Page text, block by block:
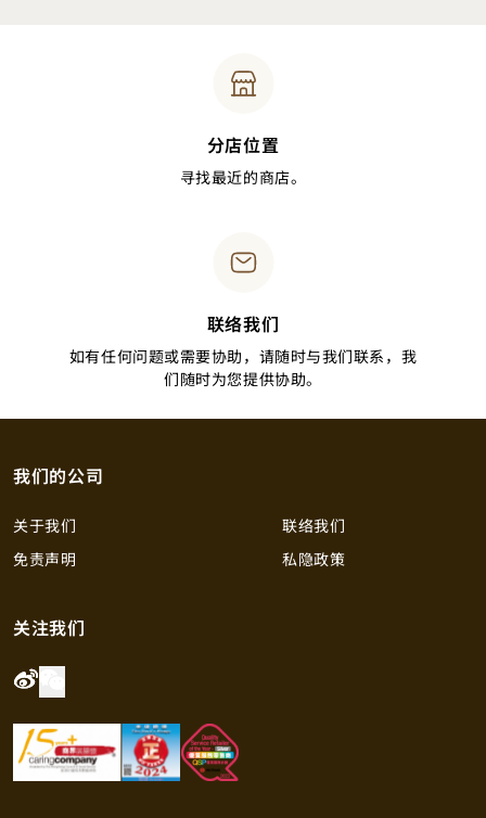
分店位置
寻找最近的商店。
联络我们
如有任何问题或需要协助，请随时与我们联系，我
们随时为您提供协助。
我们的公司
关于我们
联络我们
免责声明
私隐政策
关注我们